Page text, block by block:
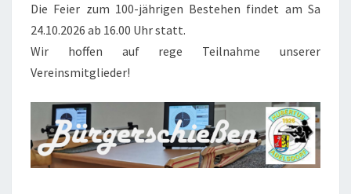
Die Feier zum 100-jährigen Bestehen findet am Sa
24.10.2026 ab 16.00 Uhr statt.
Wir hoffen auf rege Teilnahme unserer
Vereinsmitglieder!